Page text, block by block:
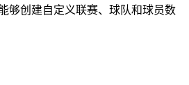
够创建自定义联赛、球队和球员数